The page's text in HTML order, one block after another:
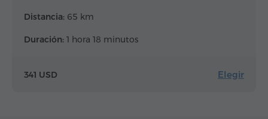
Distancia: 65 km
Duración: 1 hora 18 minutos
341 USD Elegir